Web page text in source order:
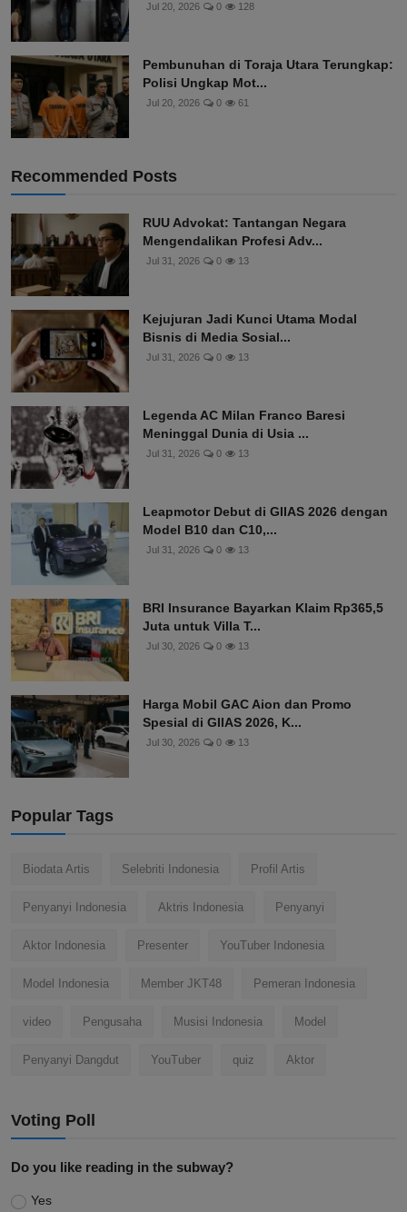
Jul 20, 2026 0 128
Pembunuhan di Toraja Utara Terungkap:
Polisi Ungkap Mot...
Jul 20, 2026 0 61
Recommended Posts
RUU Advokat: Tantangan Negara
Mengendalikan Profesi Adv...
Jul 31, 2026 0 13
Kejujuran Jadi Kunci Utama Modal
Bisnis di Media Sosial...
Jul 31, 2026 0 13
Legenda AC Milan Franco Baresi
Meninggal Dunia di Usia ...
Jul 31, 2026 0 13
Leapmotor Debut di GIIAS 2026 dengan
Model B10 dan C10,...
Jul 31, 2026 0 13
BRI Insurance Bayarkan Klaim Rp365,5
Juta untuk Villa T...
Jul 30, 2026 0 13
Harga Mobil GAC Aion dan Promo
Spesial di GIIAS 2026, K...
Jul 30, 2026 0 13
Popular Tags
Biodata Artis Selebriti Indonesia Profil Artis
Penyanyi Indonesia Aktris Indonesia Penyanyi
Aktor Indonesia Presenter YouTuber Indonesia
Model Indonesia Member JKT48 Pemeran Indonesia
video Pengusaha Musisi Indonesia Model
Penyanyi Dangdut YouTuber quiz Aktor
Voting Poll
Do you like reading in the subway?
Yes